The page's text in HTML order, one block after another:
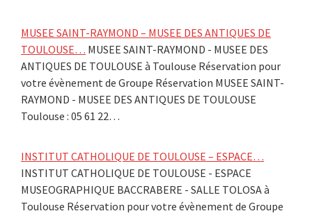
MUSEE SAINT-RAYMOND – MUSEE DES ANTIQUES DE
TOULOUSE… MUSEE SAINT-RAYMOND - MUSEE DES
ANTIQUES DE TOULOUSE à Toulouse Réservation pour
votre évènement de Groupe Réservation MUSEE SAINT-
RAYMOND - MUSEE DES ANTIQUES DE TOULOUSE
Toulouse : 05 61 22…
INSTITUT CATHOLIQUE DE TOULOUSE – ESPACE…
INSTITUT CATHOLIQUE DE TOULOUSE - ESPACE
MUSEOGRAPHIQUE BACCRABERE - SALLE TOLOSA à
Toulouse Réservation pour votre évènement de Groupe